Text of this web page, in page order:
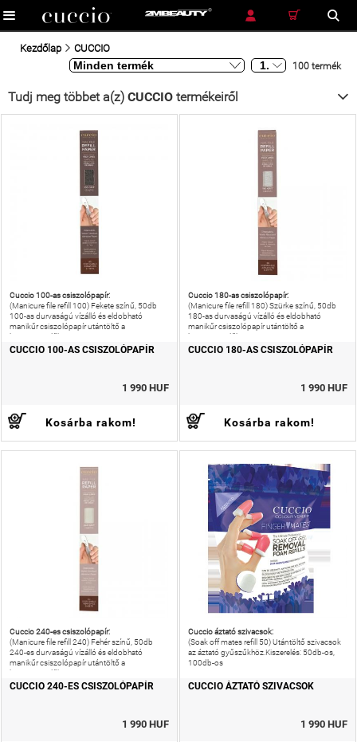
RÉSZLETES KERESÉS
Kezdőlap CUCCIO
100 termék
Tudj meg többet a(z) CUCCIO termékeiről
Cuccio 100-as csiszolópapír:
(Manicure file refill 100) Fekete színű, 50db
100-as durvaságú vízálló és eldobható
manikűr csiszolópapír utántöltő a
körömreszelőhöz.
CUCCIO 100-AS CSISZOLÓPAPÍR
1 990 HUF
Kosárba rakom!
Cuccio 180-as csiszolópapír:
(Manicure file refill 180) Szürke színű, 50db
180-as durvaságú vízálló és eldobható
manikűr csiszolópapír utántöltő a
körömreszelőhöz.
CUCCIO 180-AS CSISZOLÓPAPÍR
1 990 HUF
Kosárba rakom!
Cuccio 240-es csiszolópapír:
(Manicure file refill 240) Fehér színű, 50db
240-es durvaságú vízálló és eldobható
manikűr csiszolópapír utántöltő a
körömreszelőhöz.
CUCCIO 240-ES CSISZOLÓPAPÍR
1 990 HUF
Cuccio áztató szivacsok:
(Soak off mates refill 50) Utántöltő szivacsok
az áztató gyűszűkhöz.Kiszerelés: 50db-os,
100db-os
CUCCIO ÁZTATÓ SZIVACSOK
1 990 HUF